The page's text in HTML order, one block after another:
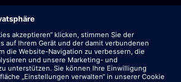
Für alle Bewerber: Bitte beachte,
Zeitpunkt – weder vor noch
Bewerbungsprozess – Gebühren
keine Bankdaten oder persönlichen